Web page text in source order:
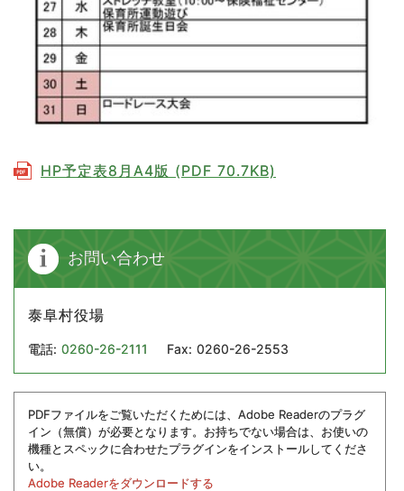
HP予定表8月A4版 (PDF 70.7KB)
お問い合わせ
泰阜村役場
電話: 0260-26-2111 Fax: 0260-26-2553
PDFファイルをご覧いただくためには、Adobe Readerのプラグ
イン（無償）が必要となります。お持ちでない場合は、お使いの
機種とスペックに合わせたプラグインをインストールしてくださ
い。
Adobe Readerをダウンロードする